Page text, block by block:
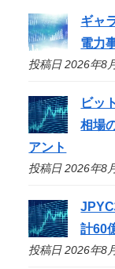
ギャ
電力
投稿日 2026年8
ビッ
相場
アント
投稿日 2026年8
計60
投稿日 2026年8